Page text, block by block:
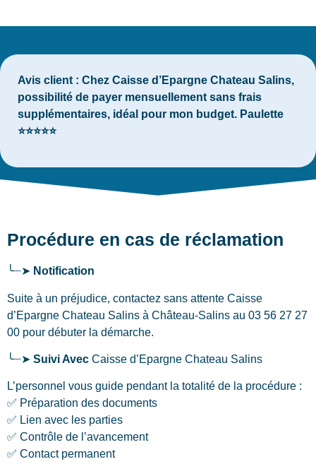
Avis client : Chez Caisse d’Epargne Chateau Salins,
possibilité de payer mensuellement sans frais
supplémentaires, idéal pour mon budget. Paulette
⭐⭐⭐⭐⭐
Procédure en cas de réclamation
╰┈➤ Notification
Suite à un préjudice, contactez sans attente Caisse
d’Epargne Chateau Salins à Château-Salins au 03 56 27 27
00 pour débuter la démarche.
╰┈➤ Suivi Avec Caisse d’Epargne Chateau Salins
L’personnel vous guide pendant la totalité de la procédure :
✅ Préparation des documents
✅ Lien avec les parties
✅ Contrôle de l’avancement
✅ Contact permanent